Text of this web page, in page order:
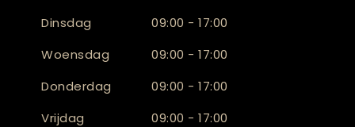
Dinsdag
09:00 - 17:00
Woensdag
09:00 - 17:00
Donderdag
09:00 - 17:00
Vrijdag
09:00 - 17:00